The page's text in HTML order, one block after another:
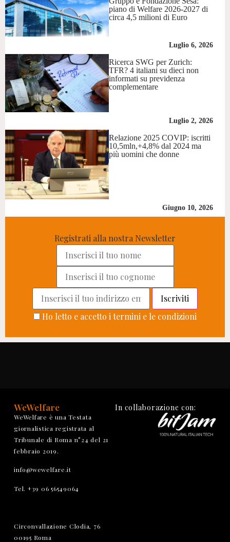
piano di Welfare 2026-2027 di
circa 4,5 milioni di Euro
Luglio 6, 2026
Ricerca SWG per Zurich:
TFR? 4 italiani su dieci non
informati su previdenza
complementare
Luglio 2, 2026
Relazione 2025 COVIP: iscritti
10,5mln,+4,8% dal 2024 ma
più uomini che donne
Giugno 10, 2026
Registrati alla nostra Newsletter
Ho letto e accetto i termini e le condizioni
WeWelfare
WeWelfare è una Testata
giornalistica registrata al
Tribunale di Roma n°24 del 21
febbraio 2019.
info@wewelfare.it
Tel. +39 06 56549064
Circonvallazione Clodia, 76
00195 Roma
In collaborazione con: